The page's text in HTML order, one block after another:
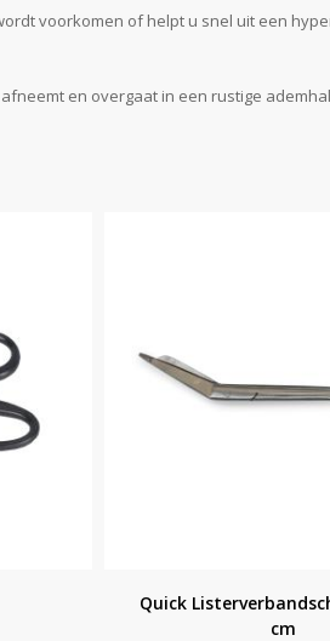
voorkomen of helpt u snel uit een
en overgaat in een rustige
Quick
cm